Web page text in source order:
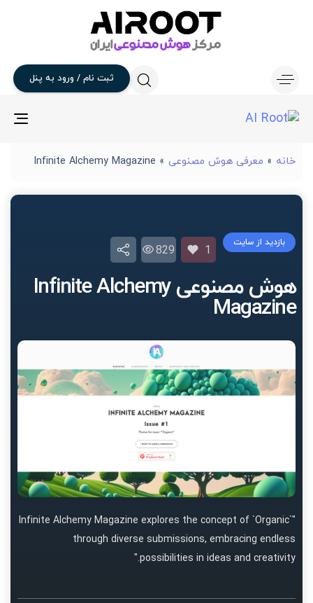
ثبت نام / ورود به پنل
خانه » معرفی هوش مصنوعی »
Infinite Alchemy Magazine
هوش مصنوعی Infinite Alchemy
Magazine
بازدید از سایت
1
829
"Infinite Alchemy Magazine explores the concept of `Organic`
through diverse submissions, embracing endless
possibilities in ideas and creativity."